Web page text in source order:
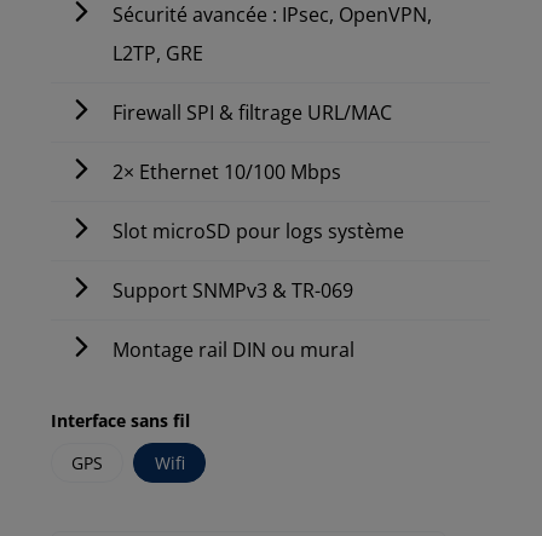
Sécurité avancée : IPsec, OpenVPN,
L2TP, GRE
Firewall SPI & filtrage URL/MAC
2× Ethernet 10/100 Mbps
Slot microSD pour logs système
Support SNMPv3 & TR-069
Montage rail DIN ou mural
Interface sans fil
GPS
Wifi